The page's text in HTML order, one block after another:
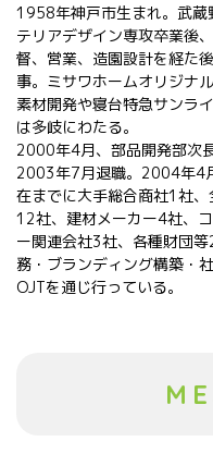
1958年神戸市生まれ。武蔵
テリアデザイン専攻卒業後
督、営業、造園設計を経た
事。ミサワホームオリジナ
素材開発や寝台特急サンラ
は多岐にわたる。
2000年4月、部品開発部次
2003年7月退職。2004年4
在までに大手総合商社1社
12社、建材メーカー4社、
ー関連会社3社、各種財団
務・ブランディング構築・
OJTを通じ行っている。